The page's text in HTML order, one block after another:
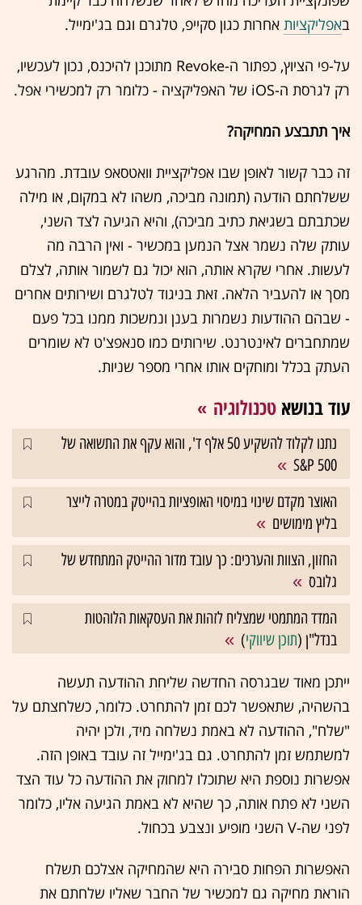
באפליקציות אחרות כגון סקייפ, טלגרם וגם בג'ימייל.
על-פי הציוץ, כפתור ה-Revoke מתוכנן להיכנס, נכון לעכשיו,
רק לגרסת ה-iOS של האפליקציה - כלומר רק למכשירי אפל.
איך תתבצע המחיקה?
זה כבר קשור לאופן שבו אפליקציית וואטסאפ עובדת. מהרגע
ששלחתם הודעה (תמונה מביכה, משהו לא במקום, או מילה
שכתבתם בשגיאת כתיב מביכה), והיא הגיעה לצד השני,
עותק שלה נשמר אצל הנמען במכשיר - ואין הרבה מה
לעשות. אחרי שקרא אותה, הוא יכול גם לשמור אותה, לצלם
מסך או להעביר הלאה. זאת בניגוד לטלגרם ושירותים אחרים
- שבהם ההודעות נשמרות בענן ונמשכות ממנו בכל פעם
שמתחברים לאינטרנט. שירותים כמו סנאפצ'ט לא שומרים
העתק בכלל ומוחקים אותו אחרי מספר שניות.
עוד בנושא טכנולוגיה
נתנו לקלוד להשקיע 50 אלף ד', והוא עקף את התשואה של
S&P 500
האוצר מקדם שינוי במיסוי האופציות בהייטק במטרה לייצר
בליץ מימושים
החזון, הצוות והערכים: כך עובד מדור ההייטק המתחדש של
גלובס
המדד המתמטי שמצליח לזהות את העסקאות הלוהטות
בנדל"ן (תוכן שיווקי)
ייתכן מאוד שבגרסה החדשה שליחת ההודעה תעשה
בהשהיה, שתאפשר לכם זמן להתחרט. כלומר, כשלחצתם על
"שלח", ההודעה לא באמת נשלחה מיד, ולכן יהיה
למשתמש זמן להתחרט. גם בג'ימייל זה עובד באופן הזה.
אפשרות נוספת היא שתוכלו למחוק את ההודעה כל עוד הצד
השני לא פתח אותה, כך שהיא לא באמת הגיעה אליו, כלומר
לפני שה-V השני מופיע ונצבע בכחול.
האפשרות הפחות סבירה היא שהמחיקה אצלכם תשלח
הוראת מחיקה גם למכשיר של החבר שאליו שלחתם את